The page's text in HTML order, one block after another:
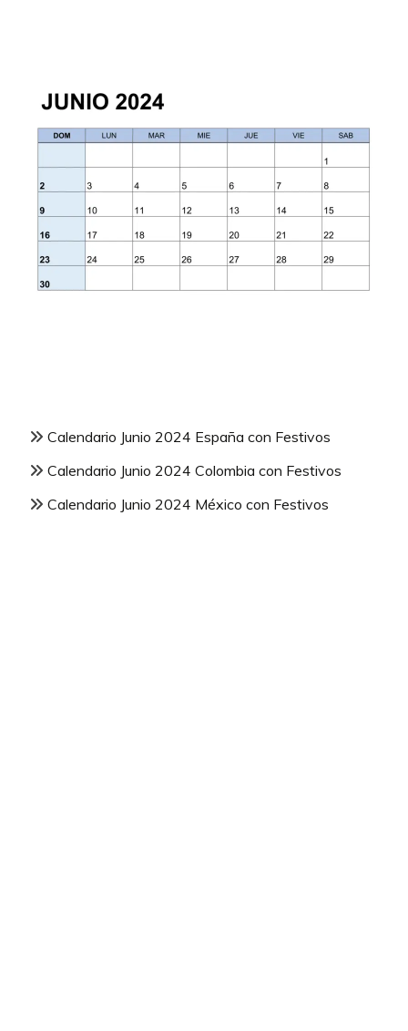
Calendario Junio 2024 España con Festivos
Calendario Junio 2024 Colombia con Festivos
Calendario Junio 2024 México con Festivos